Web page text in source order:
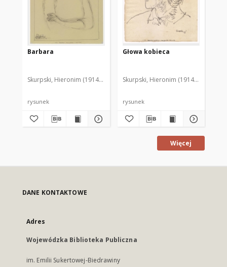
Barbara
Skurpski, Hieronim (1914-2006)
rysunek
Głowa kobieca
Skurpski, Hieronim (1914-2006)
rysunek
Więcej
DANE KONTAKTOWE
Adres
Wojewódzka Biblioteka Publiczna
im. Emilii Sukertowej-Biedrawiny